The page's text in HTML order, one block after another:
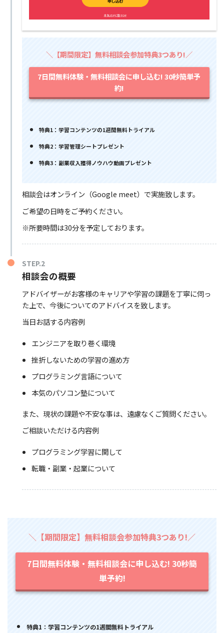
＼【期間限定】無料相談会参加特典3つあり!／
7日間無料体験・無料相談会に申し込む! 30秒簡単予
約!
特典1：学習コンテンツの1週間無料トライアル
特典2：学習管理シートプレゼント
特典3：副業収入獲得ノウハウ動画プレゼント
相談会はオンライン（Google meet）で実施致します。
ご希望の日時をご予約ください。
※所要時間は30分を予定しております。
STEP.2
相談会の概要
アドバイザーがお客様のキャリアや学習の課題を丁寧に伺っ
た上で、今後についてのアドバイスを致します。
当日お話する内容例
エンジニアを取り巻く環境
挫折しないための学習の進め方
プログラミング言語について
本気のパソコン塾について
また、現状の課題や不安な事は、遠慮なくご質問ください。
ご相談いただける内容例
プログラミング学習に関して
転職・副業・起業について
＼【期間限定】無料相談会参加特典3つあり!／
7日間無料体験・無料相談会に申し込む! 30秒簡
単予約!
特典1：学習コンテンツの1週間無料トライアル